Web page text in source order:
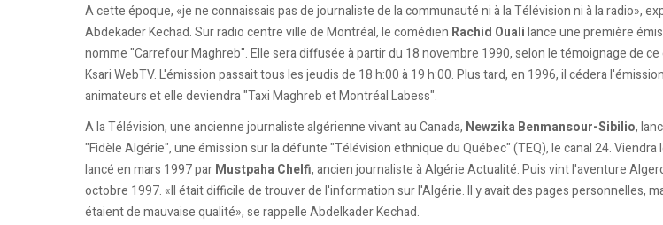
A cette époque, «je ne connaissais pas de journaliste de la communauté ni à la Télévision ni à la radio»,
Abdekader Kechad. Sur radio centre ville de Montréal, le comédien Rachid Oualilance une première
nomme "Carrefour Maghreb". Elle sera diffusée à partir du 18 novembre 1990, selon le témoignage de ce
Ksari WebTV. L'émission passait tous les jeudis de 18 h:00 à 19 h:00. Plus tard, en 1996, il cédera
animateurs et elle deviendra "Taxi Maghreb et Montréal Labess".
A la Télévision, une ancienne journaliste algérienne vivant au Canada, Newzika Benmansour-Sibilio,
"Fidèle Algérie", une émission sur la défunte "Télévision ethnique du Québec" (TEQ), le canal 24. Viendra
lancé en mars 1997 parMustpaha Chelfi, ancien journaliste à Algérie Actualité. Puis vint l'aventure
octobre 1997. «Il était difficile de trouver de l'information sur l'Algérie. Il y avait des pages personnelles,
étaient de mauvaise qualité», se rappelle Abdelkader Kechad.